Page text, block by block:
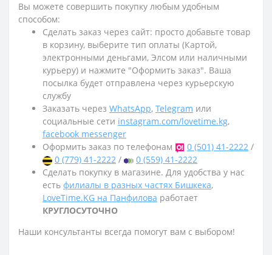
Вы можете совершить покупку любым удобным
способом:
Сделать заказ через сайт: просто добавьте товар
в корзину, выберите тип оплаты (Картой,
электронными деньгами, Элсом или наличными
курьеру) и нажмите "Оформить заказ". Ваша
посылка будет отправлена через курьерскую
службу
Заказать через WhatsApp, Telegram или
социальные сети instagram.com/lovetime.kg,
facebook messenger
Оформить заказ по телефонам
0 (501) 41-2222 /
0 (779) 41-2222 /
0 (559) 41-2222
Сделать покупку в магазине. Для удобства у нас
есть филиалы в разных частях Бишкека,
LoveTime.KG на Панфилова работает
КРУГЛОСУТОЧНО
Наши консультанты всегда помогут вам с выбором!